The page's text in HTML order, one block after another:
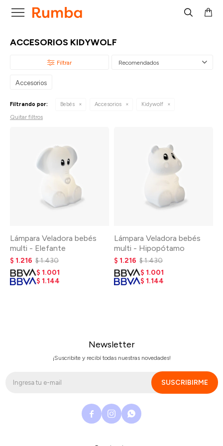

ACCESORIOS KIDYWOLF
Recomendados
Accesorios
Filtrando por: Bebés Accesorios Kidywolf
Quitar filtros
Lámpara Veladora bebés
multi - Elefante
$ 1.216 $1.430
$ 1.001
$ 1.144
Lámpara Veladora bebés
multi - Hipopótamo
$ 1.216 $1.430
$ 1.001
$ 1.144
Newsletter
¡Suscribite y recibí todas nuestras novedades!
SUSCRIBIRME
  